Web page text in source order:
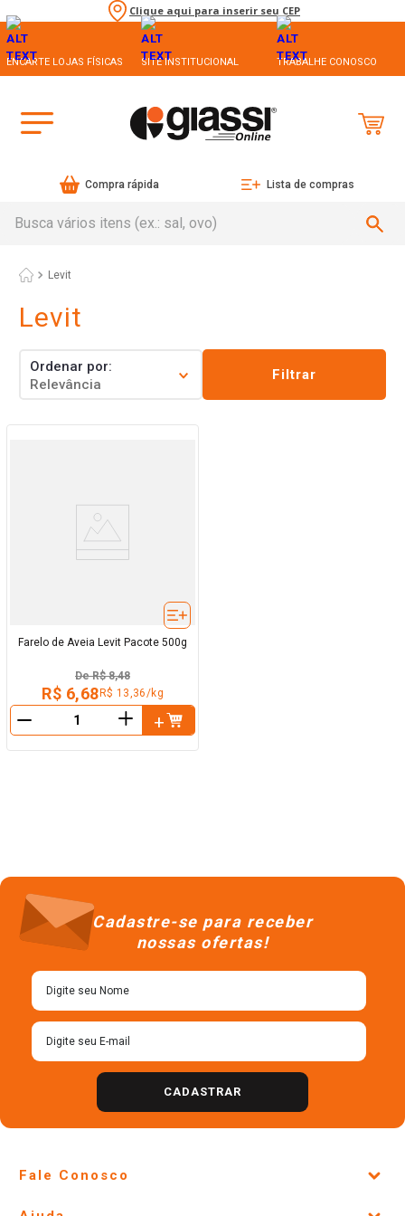
Clique aqui para inserir seu CEP
ENCARTE LOJAS FÍSICAS SITE INSTITUCIONAL TRABALHE CONOSCO
Compra rápida Lista de compras
Levit
Levit
Ordenar por
Relevância
Filtrar
Farelo de Aveia Levit Pacote 500g
De R$ 8,48
R$ 6,68 R$ 13,36/kg
＋
Cadastre-se para receber
nossas ofertas!
CADASTRAR
Fale Conosco